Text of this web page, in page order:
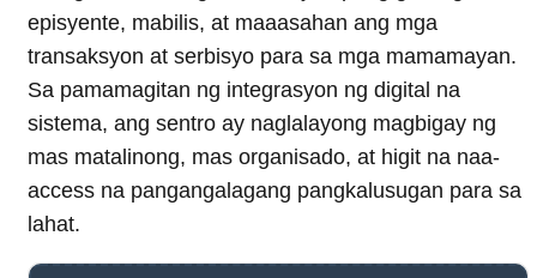
episyente, mabilis, at maaasahan ang mga
transaksyon at serbisyo para sa mga mamamayan.
Sa pamamagitan ng integrasyon ng digital na
sistema, ang sentro ay naglalayong magbigay ng
mas matalinong, mas organisado, at higit na naa-
access na pangangalagang pangkalusugan para sa
lahat.